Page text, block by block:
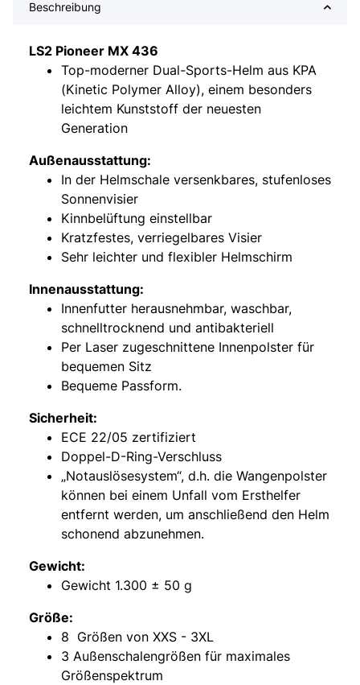
Beschreibung
LS2 Pioneer MX 436
Top-moderner Dual-Sports-Helm aus KPA
(Kinetic Polymer Alloy), einem besonders
leichtem Kunststoff der neuesten
Generation
Außenausstattung:
In der Helmschale versenkbares, stufenloses
Sonnenvisier
Kinnbelüftung einstellbar
Kratzfestes, verriegelbares Visier
Sehr leichter und flexibler Helmschirm
Innenausstattung:
Innenfutter herausnehmbar, waschbar,
schnelltrocknend und antibakteriell
Per Laser zugeschnittene Innenpolster für
bequemen Sitz
Bequeme Passform.
Sicherheit:
ECE 22/05 zertifiziert
Doppel-D-Ring-Verschluss
„Notauslösesystem“, d.h. die Wangenpolster
können bei einem Unfall vom Ersthelfer
entfernt werden, um anschließend den Helm
schonend abzunehmen.
Gewicht:
Gewicht 1.300 ± 50 g
Größe:
8 Größen von XXS - 3XL
3 Außenschalengrößen für maximales
Größenspektrum